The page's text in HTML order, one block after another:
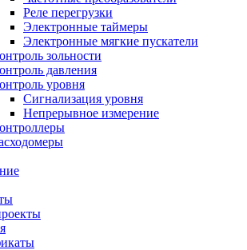
Реле перегрузки
Электронные таймеры
Электронные мягкие пускатели
зольности
давления
уровня
Сигнализация уровня
Непрерывное измерение